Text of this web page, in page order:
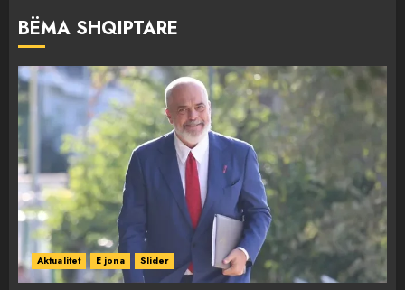
BËMA SHQIPTARE
Aktualitet E jona Slider